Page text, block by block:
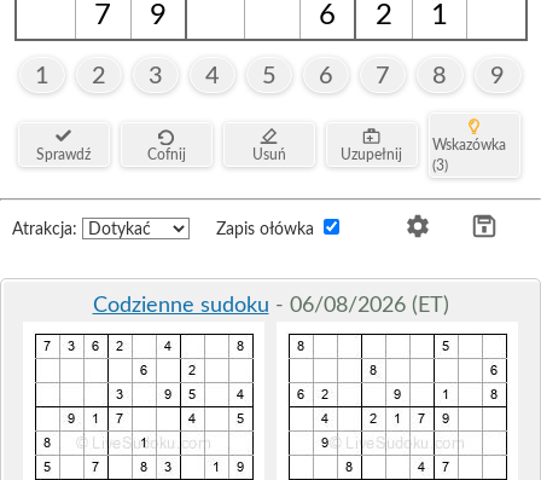
7
9 6 2 1
1 2 3 4 5 6 7 8 9
Sprawdź Cofnij Usuń Uzupełnij
Wskazówka
(3)
Atrakcja: Zapis ołówka
Codzienne sudoku - 06/08/2026 (ET)